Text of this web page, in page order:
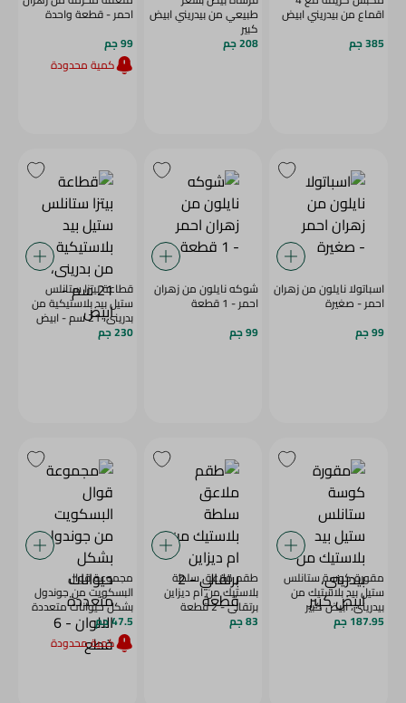
اقماع من بيدريني ابيض
385 جم
طبيعي من بيدريني ابيض
كبير
208 جم
احمر - قطعة واحدة
99 جم
كمية محدودة
اسباتولا نايلون من زهران
احمر - صغيرة
99 جم
شوكه نايلون من زهران
احمر - 1 قطعة
99 جم
قطاعة بيتزا ستانلس
ستيل بيد بلاستيكية من
بدرينى، 21 سم - ابيض
230 جم
مقورة كوسة ستانلس
ستيل بيد بلاستيك من
بيدريني، ابيض كبير
187.95 جم
طقم ملاعق سلطة
بلاستيك من ام ديزاين
برتقالي - 2 قطعة
83 جم
مجموعة قوال
البسكويت من جوندول
بشكل حيوانات متعددة
الالوان - 6 قطع
47.5 جم
كمية محدودة